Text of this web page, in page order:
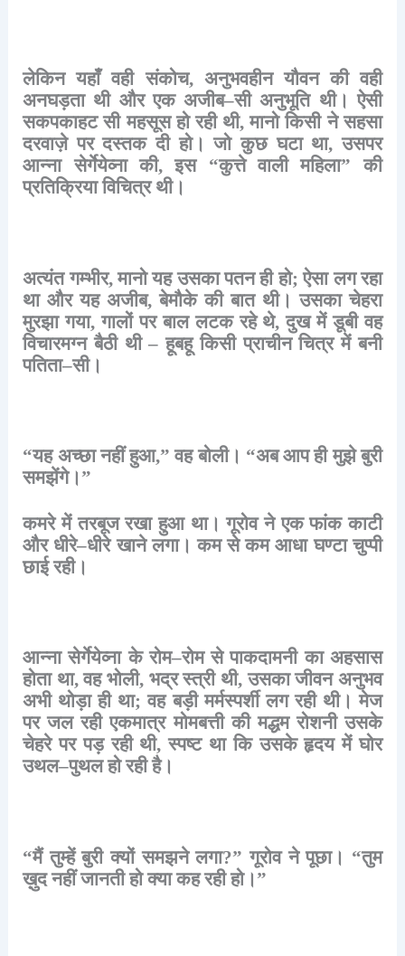
लेकिन यहाँ वही संकोच, अनुभवहीन यौवन की वही
अनघड़ता थी और एक अजीब–सी अनुभूति थी। ऐसी
सकपकाहट सी महसूस हो रही थी,मानो किसी ने सहसा
दरवाज़े पर दस्तक दी हो। जो कुछ घटा था,उसपर
आन्ना सेर्गेयेव्ना की,इस“कुत्ते वाली महिला”की
प्रतिक्रिया विचित्र थी।
अत्यंत गम्भीर,मानो यह उसका पतन ही हो;ऐसा लग रहा
था और यह अजीब,बेमौके की बात थी। उसका चेहरा
मुरझा गया,गालों पर बाल लटक रहे थे,दुख में डूबी वह
विचारमग्न बैठी थी–हूबहू किसी प्राचीन चित्र में बनी
पतिता–सी।
“यह अच्छा नहीं हुआ,”वह बोली। “अब आप ही मुझे बुरी
समझेंगे।”
कमरे में तरबूज रखा हुआ था। गूरोव ने एक फांक काटी
और धीरे–धीरे खाने लगा। कम से कम आधा घण्टा चुप्पी
छाई रही।
आन्ना सेर्गेयेव्ना के रोम–रोम से पाकदामनी का अहसास
होता था,वह भोली, भद्र स्त्री थी,उसका जीवन अनुभव
अभी थोड़ा ही था;वह बड़ी मर्मस्पर्शी लग रही थी। मेज
पर जल रही एकमात्र मोमबत्ती की मद्धम रोशनी उसके
चेहरे पर पड़ रही थी,स्पष्ट था कि उसके हृदय में घोर
उथल–पुथल हो रही है।
“मैं तुम्हें बुरी क्यों समझने लगा?”गूरोव ने पूछा। “तुम
ख़ुद नहीं जानती हो क्या कह रही हो।”